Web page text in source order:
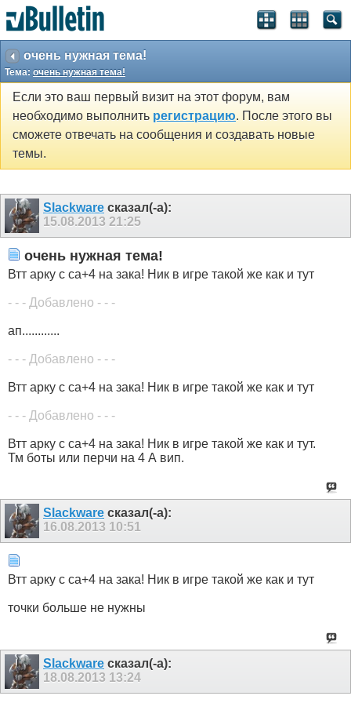
очень нужная тема!
Тема: очень нужная тема!
Если это ваш первый визит на этот форум, вам
необходимо выполнить регистрацию. После этого вы
сможете отвечать на сообщения и создавать новые
темы.
Slackware сказал(-а):
15.08.2013 21:25
очень нужная тема!
Втт арку с са+4 на зака! Ник в игре такой же как и тут
- - - Добавлено - - -
ап............
- - - Добавлено - - -
Втт арку с са+4 на зака! Ник в игре такой же как и тут
- - - Добавлено - - -
Втт арку с са+4 на зака! Ник в игре такой же как и тут.
Тм боты или перчи на 4 А вип.
Slackware сказал(-а):
16.08.2013 10:51
Втт арку с са+4 на зака! Ник в игре такой же как и тут
точки больше не нужны
Slackware сказал(-а):
18.08.2013 13:24